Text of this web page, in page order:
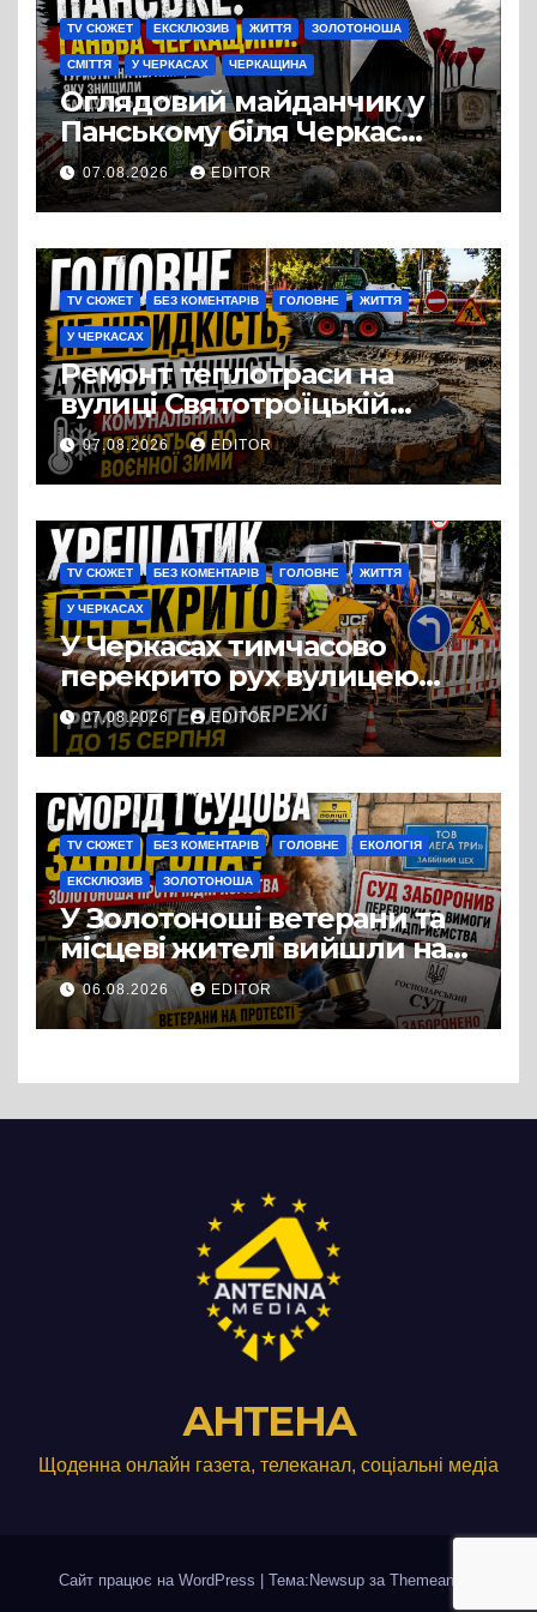
TV СЮЖЕТ ЕКСКЛЮЗИВ ЖИТТЯ ЗОЛОТОНОША
СМІТТЯ У ЧЕРКАСАХ ЧЕРКАЩИНА
Оглядовий майданчик у
Панському біля Черкас
перетворився на занедбане
сміттєзвалище
07.08.2026 EDITOR
TV СЮЖЕТ БЕЗ КОМЕНТАРІВ ГОЛОВНЕ ЖИТТЯ
У ЧЕРКАСАХ
Ремонт теплотраси на
вулиці Святотроїцькій
затягнувся порівняно із
запланованими термінами.
Вулицю досі не відкрили
для руху
07.08.2026 EDITOR
TV СЮЖЕТ БЕЗ КОМЕНТАРІВ ГОЛОВНЕ ЖИТТЯ
У ЧЕРКАСАХ
У Черкасах тимчасово
перекрито рух вулицею
Хрещатик на перехресті з
Грушевського через
ремонт тепломережі
07.08.2026 EDITOR
TV СЮЖЕТ БЕЗ КОМЕНТАРІВ ГОЛОВНЕ ЕКОЛОГІЯ
ЕКСКЛЮЗИВ ЗОЛОТОНОША
У Золотоноші ветерани та
місцеві жителі вийшли на
протест до стін
підприємства ТОВ «Омега
Три», що займається
06.08.2026 EDITOR
АНТЕНА
Щоденна онлайн газета, телеканал, соціальні медіа
Сайт працює на WordPress Тема:Newsup за Themeansar